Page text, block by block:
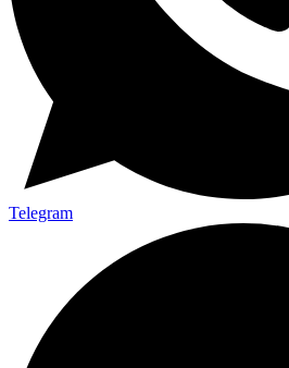
Telegram